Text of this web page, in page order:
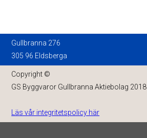
Gullbranna 276
305 96 Eldsberga
Copyright ©
GS Byggvaror Gullbranna Aktiebolag 2018
Läs vår integritetspolicy här